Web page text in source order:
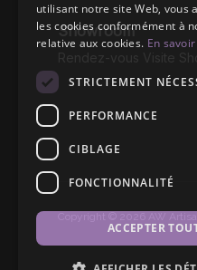
Showroom
Copyright © 2026 AW
utilisant notre site Web, vous
les cookies conformément à
relative aux cookies. En
STRICTEMENT
PERFORMANCE
CIBLAGE
FONCTIONNALITÉ
ACCEPTER